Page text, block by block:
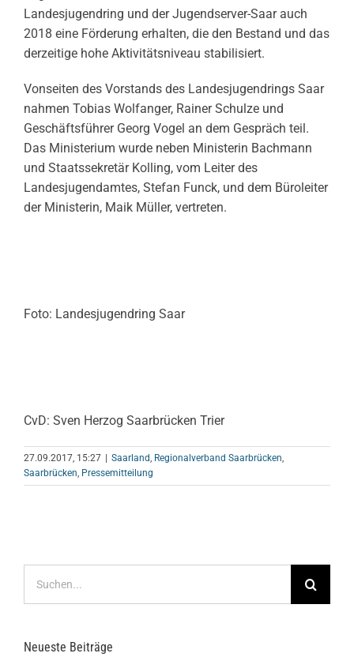
Landesjugendring und der Jugendserver-Saar auch
2018 eine Förderung erhalten, die den Bestand und das
derzeitige hohe Aktivitätsniveau stabilisiert.
Vonseiten des Vorstands des Landesjugendrings Saar
nahmen Tobias Wolfanger, Rainer Schulze und
Geschäftsführer Georg Vogel an dem Gespräch teil.
Das Ministerium wurde neben Ministerin Bachmann
und Staatssekretär Kolling, vom Leiter des
Landesjugendamtes, Stefan Funck, und dem Büroleiter
der Ministerin, Maik Müller, vertreten.
Foto: Landesjugendring Saar
CvD: Sven Herzog Saarbrücken Trier
27.09.2017, 15:27 | Saarland Regionalverband Saarbrücken
Saarbrücken Pressemitteilung
nach:
Neueste Beiträge